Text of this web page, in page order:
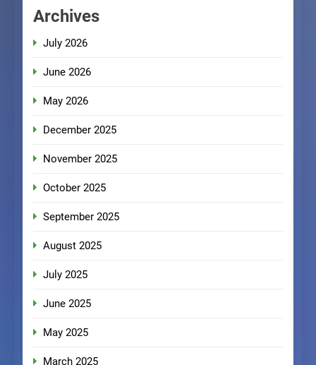
Archives
July 2026
June 2026
May 2026
December 2025
November 2025
October 2025
September 2025
August 2025
July 2025
June 2025
May 2025
March 2025